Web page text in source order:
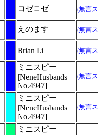
コゼコゼ (無言
えのます (無言
Brian Li (無言
ミニスピー
[NeneHusbands
No.4947]
(無言
ミニスピー
[NeneHusbands
No.4947]
(無言
ミニスピー